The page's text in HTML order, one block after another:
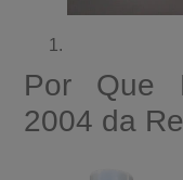
Por Que
2004 da